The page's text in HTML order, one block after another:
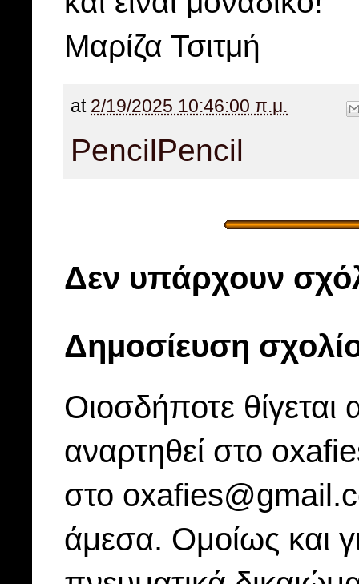
Μαρίζα Τσιτμή
at 2/19/2025 10:46:00 π.μ.
PencilPencil
Δεν υπάρχουν
Δημοσίευση
Οιοσδήποτε
αναρτηθεί στο
στο
άμεσα. Ομοίως και